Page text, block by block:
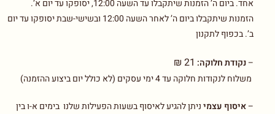
אחד. ביום ה’ הזמנות שיתקבלו עד השעה 12:00, יסופקו עד יום א’.
הזמנות שיתקבלו ביום ה’ לאחר השעה 12:00 ובשישי-שבת יסופקו עד יום
ב’. בכפוף לתקנון
–נקודת חלוקה: 21 ₪
משלוח לנקודות חלוקה עד 4 ימי עסקים (לא כולל יום ביצוע ההזמנה)
–איסוף עצמיניתן להגיע לאיסוף בשעות הפעילות שלנו בימים א-ו בין